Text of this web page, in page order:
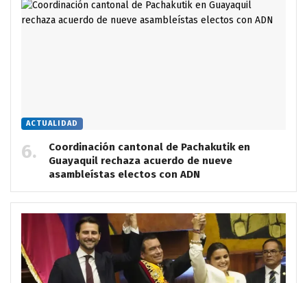
ACTUALIDAD
Coordinación cantonal de Pachakutik en
Guayaquil rechaza acuerdo de nueve
asambleístas electos con ADN